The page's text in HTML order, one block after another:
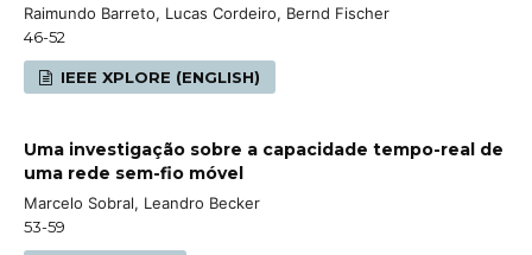
Raimundo Barreto, Lucas Cordeiro, Bernd Fischer
46-52
IEEE XPLORE (ENGLISH)
Uma investigação sobre a capacidade tempo-real de
uma rede sem-fio móvel
Marcelo Sobral, Leandro Becker
53-59